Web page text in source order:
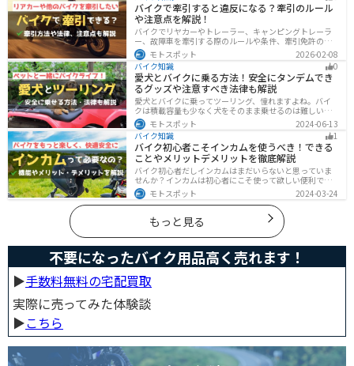
バイクで牽引すると違反になる？牽引のルール
や注意点を解説！
バイクでリヤカーやトレーラー、キャンピングトレーラ
ー、故障車を牽引する際のルールや条件、牽引免許の有
無、速度制限、必要な装備をわかりやすく解説。メリッ
ト・デメリットや注意点も紹介し、安全にバイクの積載
力をアップする方法をまとめました。
モトスポット
2026-02-08
バイク知識
0
愛犬とバイクに乗る方法！安全にタンデムでき
るグッズや注意すべき法律も解説
愛犬とバイクに乗ってツーリング、憧れますよね。バイ
クは積載容量も少なく犬をそのまま乗せるのは難しいで
すが、専用アイテムを使えば実現できます。この記事で
は、安全に楽しむために必要な知識やグッズをまとめま
した。しっかりと準備して愛犬とバイクライフを満喫し
ましょう！
モトスポット
2024-06-13
バイク知識
1
バイク初心者こそインカムを使うべき！できる
ことやメリットデメリットを徹底解説
バイク初心者だしインカムはまだいらないと思っていま
せんか？インカムは初心者にこそ使って欲しい便利で安
全に運転するための機器です。インカムでできることや
メリットデメリットなどまとめましたので、気になって
いる人はぜひ参考にしてください。
モトスポット 2024-03-24
もっと見る
不要になったバイク用品高く売れます！
▶︎手数料無料の宅配買取
実際に売ってみた体験談
▶︎こちら